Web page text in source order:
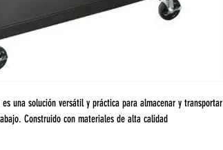
una solución versátil y práctica para almacenar y transportar
Construido con materiales de alta calidad